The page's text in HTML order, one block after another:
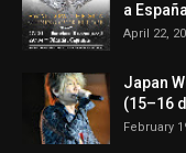
a
April 22,
Japan
(15–16
February